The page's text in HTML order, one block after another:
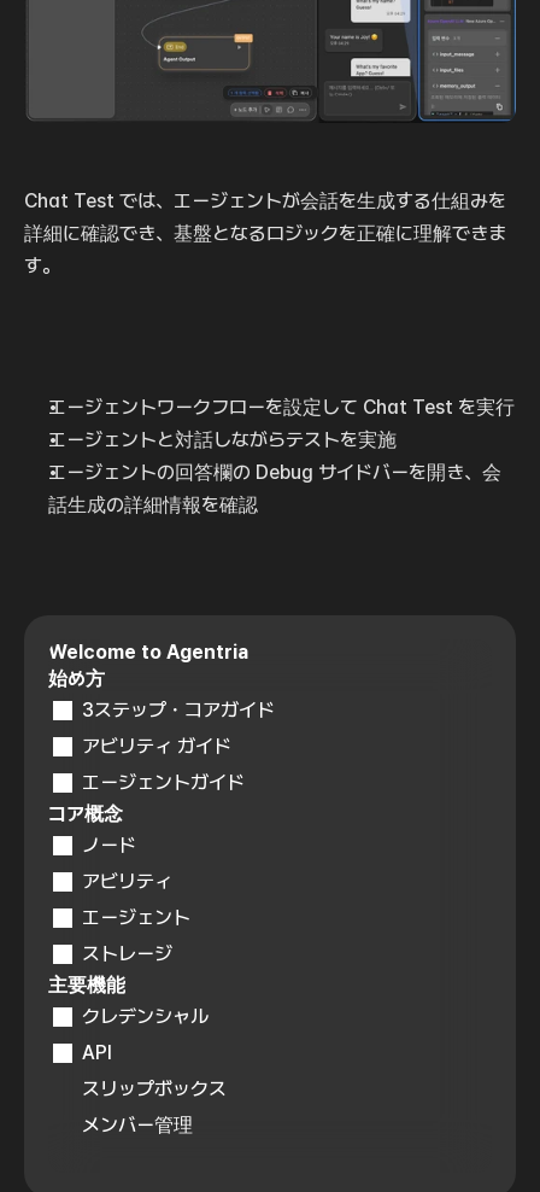
Welcome to Agentria
始め方
3ステップ・コアガイド
アビリティ ガイド
エージェントガイド
コア概念
ノード
アビリティ
エージェント
ストレージ
主要機能
クレデンシャル
API
スリップボックス
メンバー管理
Chat Test では、エージェントが会話を生成する仕組みを
詳細に確認でき、基盤となるロジックを正確に理解できま
す。
エージェントワークフローを設定して Chat Test を実行
エージェントと対話しながらテストを実施
エージェントの回答欄の Debug サイドバーを開き、会
話生成の詳細情報を確認